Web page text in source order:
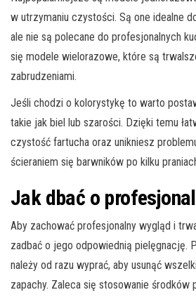
w utrzymaniu czystości. Są one idealne
ale nie są polecane do profesjonalnych
się modele wielorazowe, które są
zabrudzeniami.
Jeśli chodzi o kolorystykę to warto
takie jak biel lub szarości. Dzięki temu
czystość fartucha oraz unikniesz
ścieraniem się barwników po kilku
Jak dbać o
Aby zachować profesjonalny wygląd i
zadbać o jego odpowiednią pielęgnację.
należy od razu wyprać, aby usunąć
zapachy. Zaleca się stosowanie środków